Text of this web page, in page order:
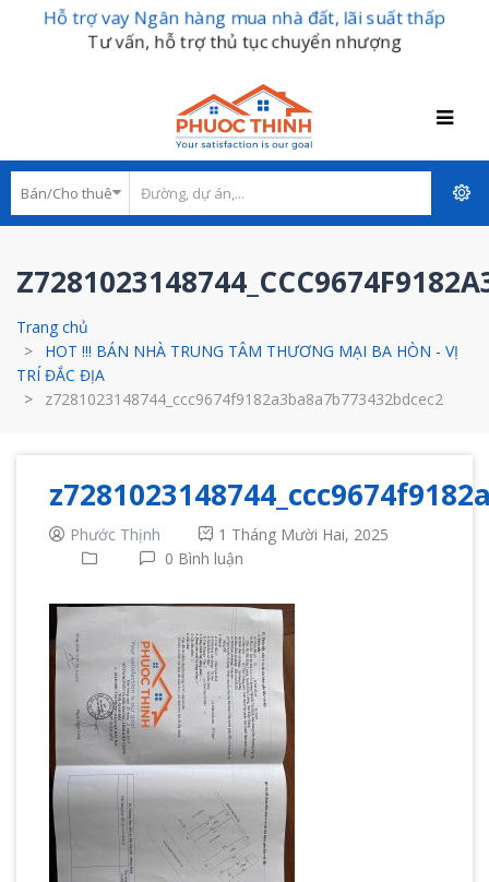
Hỗ trợ vay Ngân hàng mua nhà đất, lãi suất thấp
Tư vấn, hỗ trợ thủ tục chuyển nhượng
Trang chủ
HOT !!! BÁN NHÀ TRUNG TÂM THƯƠNG MẠI BA HÒN - VỊ
TRÍ ĐẮC ĐỊA
z7281023148744_ccc9674f9182a3ba8a7b773432bdcec2
Phước Thịnh
1 Tháng Mười Hai, 2025
0 Bình luận